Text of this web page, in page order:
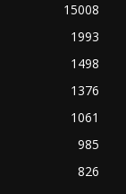
15008
1993
1498
1376
1061
985
826